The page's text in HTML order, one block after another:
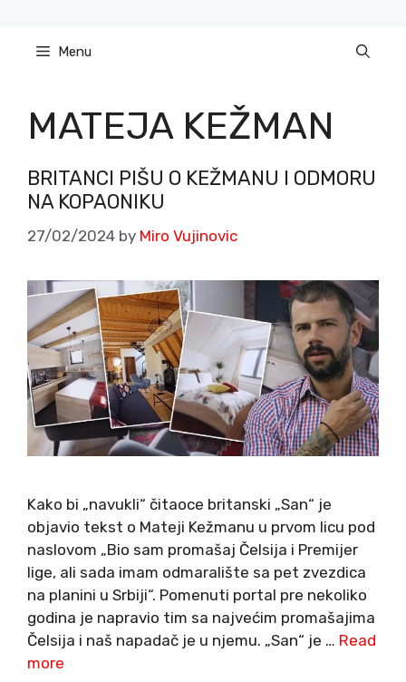
content Menu
MATEJA KEŽMAN
BRITANCI PIŠU O KEŽMANU I ODMORU
NA KOPAONIKU
27/02/2024 by Miro Vujinovic
Kako bi „navukli“ čitaoce britanski „San“ je
objavio tekst o Mateji Kežmanu u prvom licu pod
naslovom „Bio sam promašaj Čelsija i Premijer
lige, ali sada imam odmaralište sa pet zvezdica
na planini u Srbiji“. Pomenuti portal pre nekoliko
godina je napravio tim sa najvećim promašajima
Čelsija i naš napadač je u njemu. „San“ je … Read
more